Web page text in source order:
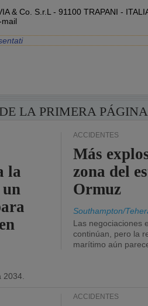
& Co. S.r.L - 91100 TRAPANI -
LA PRIMERA PÁGINA
la
un
ACCIDENTES
Más
zona del
Ormuz
Southampton/
Las negociaciones
continúan, pero la
marítimo aún
ACCIDENTES